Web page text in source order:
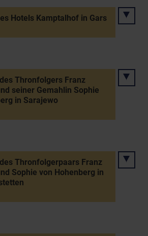
Hotels Kamptalhof in Gars
Thronfolgers Franz
seiner Gemahlin Sophie
in Sarajewo
Thronfolgerpaars Franz
Sophie von Hohenberg in